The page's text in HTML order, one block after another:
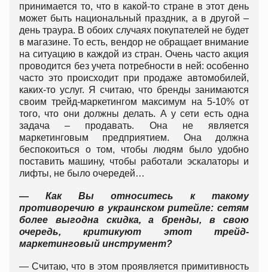
принимается то, что в какой-то стране в этот день
может быть национальный праздник, а в другой –
день траура. В обоих случаях покупателей не будет
в магазине. То есть, вендор не обращает внимание
на ситуацию в каждой из стран. Очень часто акция
проводится без учета потребности в ней: особенно
часто это происходит при продаже автомобилей,
каких-то услуг. Я считаю, что бренды занимаются
своим трейд-маркетингом максимум на 5-10% от
того, что они должны делать. А у сети есть одна
задача – продавать. Она не является
маркетинговым предприятием. Она должна
беспокоиться о том, чтобы людям было удобно
поставить машину, чтобы работали эскалаторы и
лифты, не было очередей…
— Как Вы относитесь к такому
противоречию в украинском ритейле: сетям
более выгодна скидка, а бренды, в свою
очередь, критикуют этот трейд-
маркетинговый инструмент?
— Считаю, что в этом проявляется примитивность